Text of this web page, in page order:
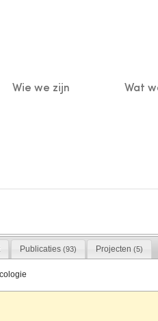
Main
Wie we zijn Wat
Publicaties (93) Projecten (5)